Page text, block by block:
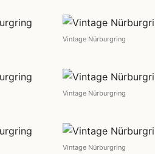
Vintage Nürburgring
Vintage Nürburgring
Vintage Nürburgring